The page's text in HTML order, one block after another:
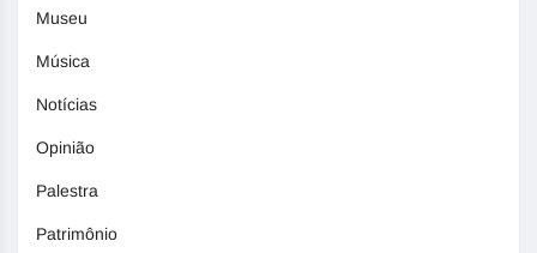
Museu
Música
Notícias
Opinião
Palestra
Patrimônio